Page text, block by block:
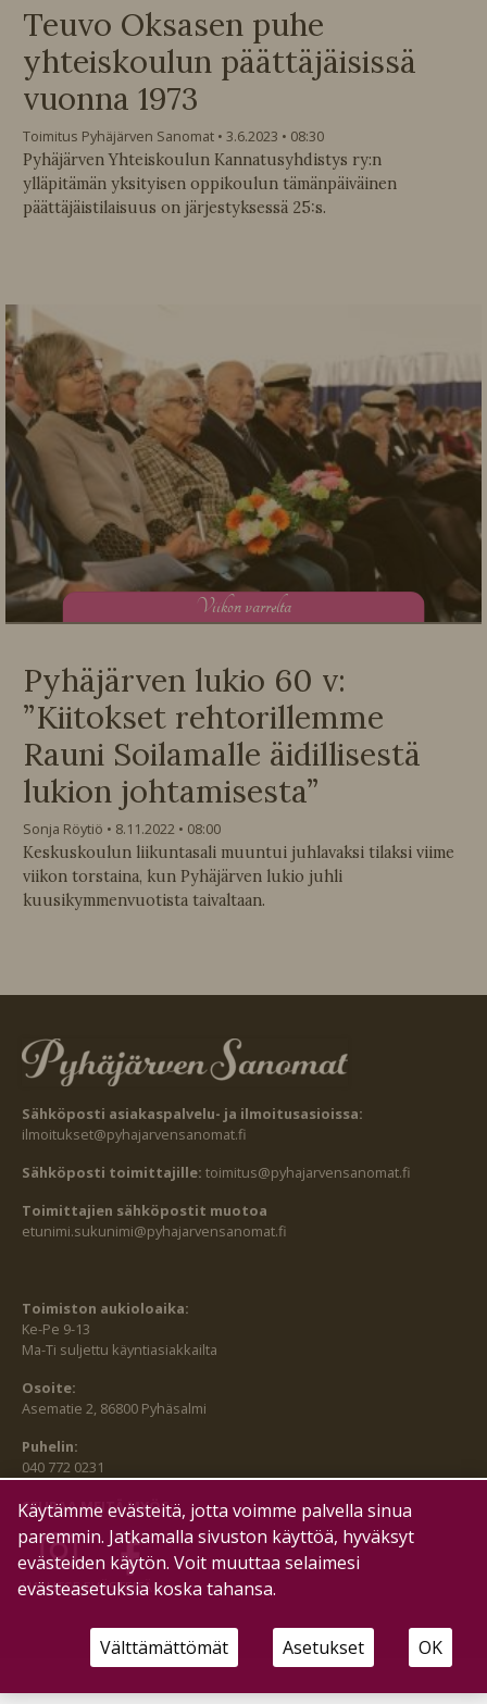
Teuvo Oksasen puhe
yhteiskoulun päättäjäisissä
vuonna 1973
Toimitus Pyhäjärven Sanomat 3.6.2023
08:30
Pyhäjärven Yhteiskoulun Kannatusyhdistys ry:n
ylläpitämän yksityisen oppikoulun tämänpäiväinen
päättäjäistilaisuus on järjestyksessä 25:s.
Viikon varrelta
Pyhäjärven lukio 60 v:
”Kiitokset rehtorillemme
Rauni Soilamalle äidillisestä
lukion johtamisesta”
Sonja Röytiö 8.11.2022
08:00
Keskuskoulun liikuntasali muuntui juhlavaksi tilaksi viime
viikon torstaina, kun Pyhäjärven lukio juhli
kuusikymmenvuotista taivaltaan.
Sähköposti asiakaspalvelu- ja ilmoitusasioissa:
ilmoitukset@pyhajarvensanomat.fi
Sähköposti toimittajille: toimitus@pyhajarvensanomat.fi
Toimittajien sähköpostit muotoa
etunimi.sukunimi@pyhajarvensanomat.fi
Toimiston aukioloaika:
Ke-Pe 9-13
Ma-Ti suljettu käyntiasiakkailta
Osoite:
Asematie 2, 86800 Pyhäsalmi
Puhelin:
040 772 0231
SEURAA MEITÄ MYÖS:
HALLITSE EVÄSTEITÄ
Käytämme evästeitä, jotta voimme palvella sinua
paremmin. Jatkamalla sivuston käyttöä, hyväksyt
evästeiden käytön. Voit muuttaa selaimesi
evästeasetuksia koska tahansa.
Välttämättömät Asetukset OK